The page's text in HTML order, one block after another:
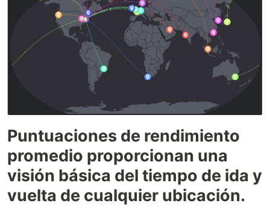
Puntuaciones de rendimiento
promedio proporcionan una
visión básica del tiempo de ida y
vuelta de cualquier ubicación.